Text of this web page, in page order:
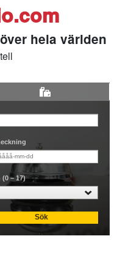
hela världen